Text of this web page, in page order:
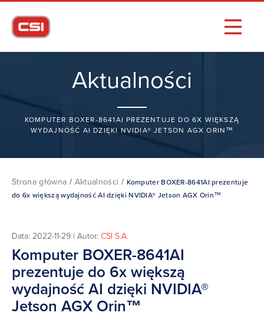
Aktualności
KOMPUTER BOXER-8641AI PREZENTUJE DO 6X WIĘKSZĄ
WYDAJNOŚĆ AI DZIĘKI NVIDIA® JETSON AGX ORIN™
Strona główna / Aktualności / Komputer BOXER-8641AI prezentuje
do 6x większą wydajność AI dzięki NVIDIA® Jetson AGX Orin™
Data: 2022-11-29 | Autor: CSI S.A.
Komputer BOXER-8641AI
prezentuje do 6x większą
wydajność AI dzięki NVIDIA®
Jetson AGX Orin™